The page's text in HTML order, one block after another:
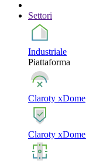
Settori
Industriale
Piattaforma
Claroty xDome
Claroty xDome